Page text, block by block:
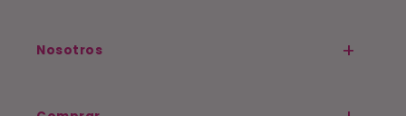
Nosotros